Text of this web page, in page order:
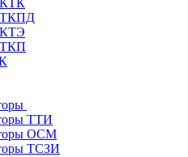
КТК
ТКПД
КТЭ
ТКП
ТТИ
ОСМ
ТСЗИ